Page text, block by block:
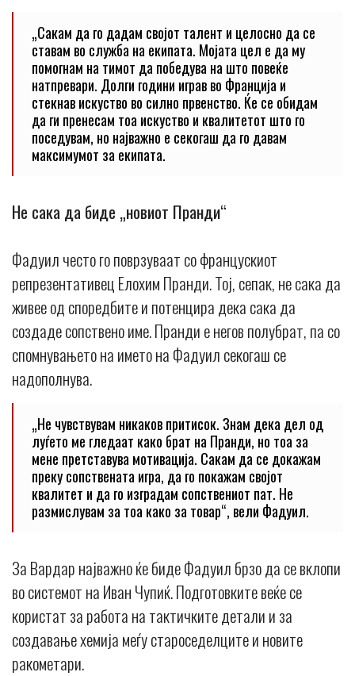
„Сакам да го дадам својот талент и целосно да се
ставам во служба на екипата. Мојата цел е да му
помогнам на тимот да победува на што повеќе
натпревари. Долги години играв во Франција и
стекнав искуство во силно првенство. Ќе се обидам
да ги пренесам тоа искуство и квалитетот што го
поседувам, но најважно е секогаш да го давам
максимумот за екипата.
Не сака да биде „новиот Пранди“
Фадуил често го поврзуваат со францускиот
репрезентативец Елохим Пранди. Тој, сепак, не сака да
живее од споредбите и потенцира дека сака да
создаде сопствено име. Пранди е негов полубрат, па со
спомнувањето на името на Фадуил секогаш се
надополнува.
„Не чувствувам никаков притисок. Знам дека дел од
луѓето ме гледаат како брат на Пранди, но тоа за
мене претставува мотивација. Сакам да се докажам
преку сопствената игра, да го покажам својот
квалитет и да го изградам сопствениот пат. Не
размислувам за тоа како за товар“, вели Фадуил.
За Вардар најважно ќе биде Фадуил брзо да се вклопи
во системот на Иван Чупиќ. Подготовките веќе се
користат за работа на тактичките детали и за
создавање хемија меѓу староседелците и новите
ракометари.